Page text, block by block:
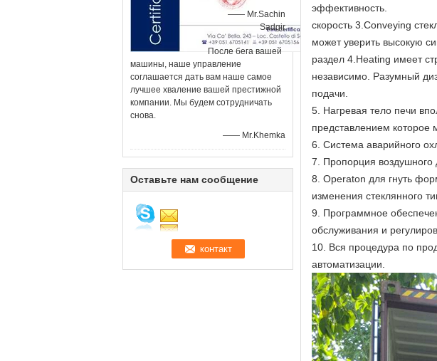
—— Mr.Sachin
Sadgir
После бега вашей
машины, наше управление
соглашается дать вам наше самое
лучшее хваление вашей престижной
компании. Мы будем сотрудничать
снова.
—— Mr.Khemka
Оставьте нам сообщение
эффективность.
скорость 3.Conveying
может уверить высокую
раздел 4.Heating имеет
независимо. Разумный
подачи.
5. Нагревая тело печи
представлением которое
6. Система аварийного
7. Пропорция воздушного
8. Operaton для гнуть
изменения стеклянного
9. Программное
обслуживания и
10. Вся процедура по
автоматизации.